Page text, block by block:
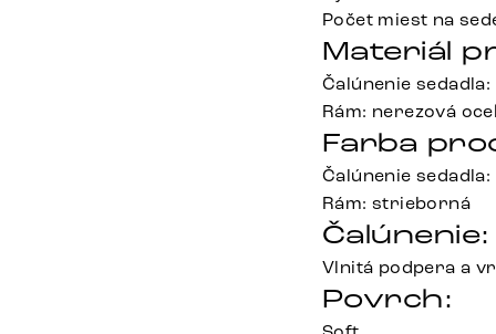
Počet miest na
Materiál
Čalúnenie
Rám: nerezová
Farba
Čalúnenie sedadla:
Rám: strieborná
Čalúnenie:
Vlnitá podpera a
Povrch: